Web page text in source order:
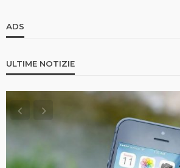
ADS
ULTIME NOTIZIE